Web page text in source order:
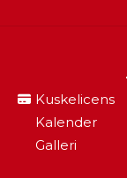
Kuskelicens
Kalender
Galleri